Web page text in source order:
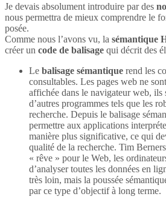
Je devais absolument introduire par des
nous permettra de mieux comprendre le
posée.
Comme nous l’avons vu, la sémantique
créer un code de balisage qui décrit des
Le balisage sémantique rend les
consultables. Les pages web ne
affichée dans le navigateur web, ils
d’autres programmes tels que les
recherche. Depuis le balisage
permettre aux applications
manière plus significative, ce qui
qualité de la recherche. Tim
« rêve » pour le Web, les
d’analyser toutes les données en
très loin, mais la poussée
par ce type d’objectif à long terme.